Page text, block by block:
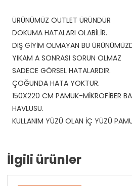
ÜRÜNÜMÜZ OUTLET ÜRÜNDÜR
DOKUMA HATALARI OLABİLİR.
DIŞ GİYİM OLMAYAN BU
YIKAM A SONRASI SORUN OLMAZ
SADECE GÖRSEL HATALARDIR.
ÇOĞUNDA HATA YOKTUR.
150X220 CM PAMUK-MİKROFİBER
HAVLUSU.
KULLANIM YÜZÜ OLAN İÇ YÜZÜ
İlgili ürünler